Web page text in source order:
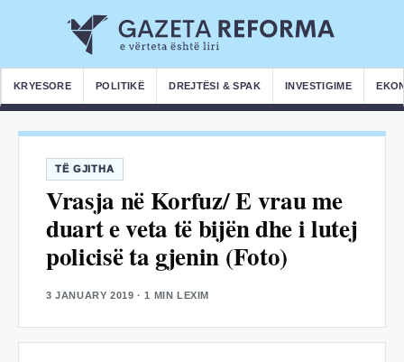
KRYESORE POLITIKË DREJTËSI & SPAK INVESTIGIME
TË GJITHA
Vrasja në Korfuz/ E vrau me
duart e veta të bijën dhe i lutej
policisë ta gjenin (Foto)
3 JANUARY 2019 · 1 MIN LEXIM